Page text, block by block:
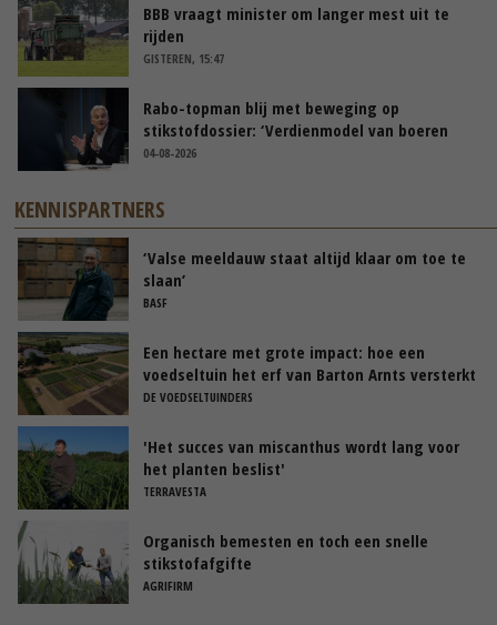
BBB vraagt minister om langer mest uit te
rijden
GISTEREN, 15:47
Rabo-topman blij met beweging op
stikstofdossier: ‘Verdienmodel van boeren
blijft cruciaal’
04-08-2026
KENNISPARTNERS
‘Valse meeldauw staat altijd klaar om toe te
slaan’
BASF
Een hectare met grote impact: hoe een
voedseltuin het erf van Barton Arnts versterkt
DE VOEDSELTUINDERS
'Het succes van miscanthus wordt lang voor
het planten beslist'
TERRAVESTA
Organisch bemesten en toch een snelle
stikstofafgifte
AGRIFIRM